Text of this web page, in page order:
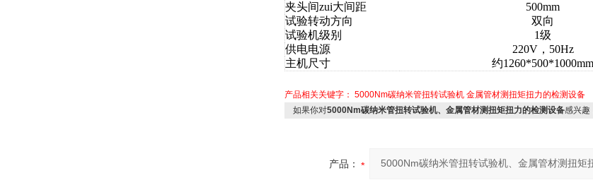
夹头间zui大间距
500mm
试验转动方向
双向
试验机级别
1级
供电电源
220V，50Hz
主机尺寸
约1260*500*1000mm
产品相关关键字： 5000Nm碳纳米管扭转试验机 金属管材测扭矩扭力的检测设备
如果你对5000Nm碳纳米管扭转试验机、金属管材测扭矩扭力的检测设备感兴趣
产品：